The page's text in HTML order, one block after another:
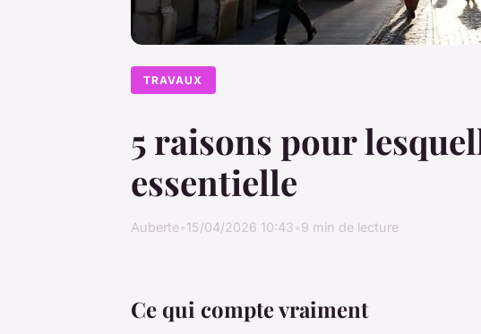
TRAVAUX
5 raisons pour
essentielle
Auberte•15/04/2026 10:43•9 min de lecture
Ce qui compte vraiment